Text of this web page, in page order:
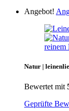
Angebot!
Natur |
Bewertet mit
Geprüfte